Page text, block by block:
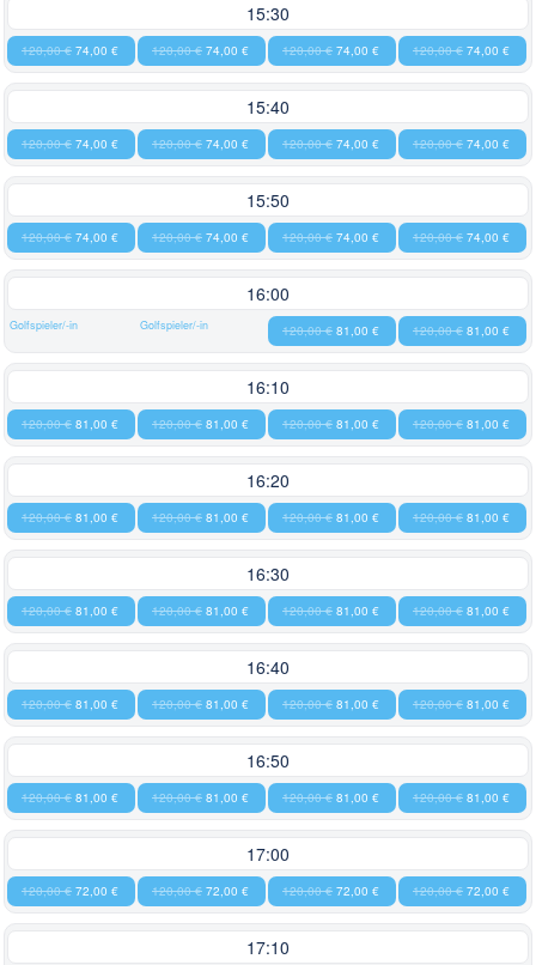
15:30
120,00 € 74,00 € 120,00 € 74,00 € 120,00 € 74,00 € 120,00 € 74,00 €
15:40
120,00 € 74,00 € 120,00 € 74,00 € 120,00 € 74,00 € 120,00 € 74,00 €
15:50
120,00 € 74,00 € 120,00 € 74,00 € 120,00 € 74,00 € 120,00 € 74,00 €
16:00
Golfspieler/-in Golfspieler/-in 120,00 € 81,00 € 120,00 € 81,00 €
16:10
120,00 € 81,00 € 120,00 € 81,00 € 120,00 € 81,00 € 120,00 € 81,00 €
16:20
120,00 € 81,00 € 120,00 € 81,00 € 120,00 € 81,00 € 120,00 € 81,00 €
16:30
120,00 € 81,00 € 120,00 € 81,00 € 120,00 € 81,00 € 120,00 € 81,00 €
16:40
120,00 € 81,00 € 120,00 € 81,00 € 120,00 € 81,00 € 120,00 € 81,00 €
16:50
120,00 € 81,00 € 120,00 € 81,00 € 120,00 € 81,00 € 120,00 € 81,00 €
17:00
120,00 € 72,00 € 120,00 € 72,00 € 120,00 € 72,00 € 120,00 € 72,00 €
17:10